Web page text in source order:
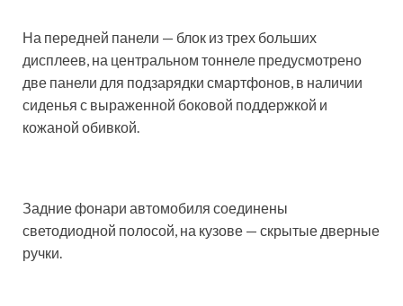
На передней панели — блок из трех больших
дисплеев, на центральном тоннеле предусмотрено
две панели для подзарядки смартфонов, в наличии
сиденья с выраженной боковой поддержкой и
кожаной обивкой.
Задние фонари автомобиля соединены
светодиодной полосой, на кузове — скрытые дверные
ручки.